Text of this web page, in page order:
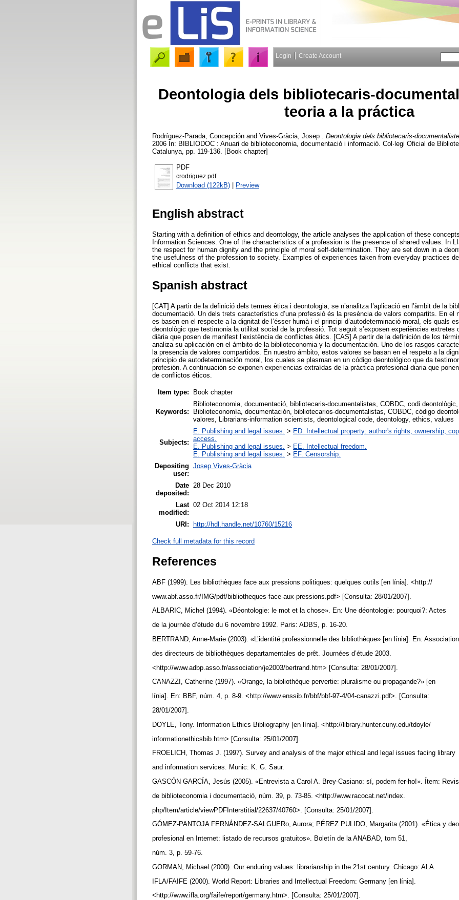
Login Create Account
Deontologia dels bibliotecaris-
teoria a la práctica
Rodríguez-Parada, Concepción and Vives-Gràcia, Josep
Deontologia dels bibliotecaris-
2006 In: BIBLIODOC : Anuari de biblioteconomia, documentació i informació. Col·legi Oficial de
Catalunya, pp. 119-136. [Book chapter]
PDF
crodriguez.pdf
Download (122kB) | Preview
English abstract
Starting with a definition of ethics and deontology, the article analyses the application of these
Information Sciences. One of the characteristics of a profession is the presence of shared values. In
the respect for human dignity and the principle of moral self-determination. They are set down in a
the usefulness of the profession to society. Examples of experiences taken from everyday practices
ethical conflicts that exist.
Spanish abstract
[CAT] A partir de la definició dels termes ètica i deontologia, se n’analitza l’aplicació en l’àmbit de la
documentació. Un dels trets característics d’una professió és la presència de valors compartits. En el
es basen en el respecte a la dignitat de l’ésser humà i el principi d’autodeterminació moral, els quals
deontològic que testimonia la utilitat social de la professió. Tot seguit s’exposen experiències extretes
diària que posen de manifest l’existència de conflictes ètics. [CAS] A partir de la definición de los
analiza su aplicación en el ámbito de la biblioteconomia y la documentación. Uno de los rasgos
la presencia de valores compartidos. En nuestro ámbito, estos valores se basan en el respeto a la
principio de autodeterminación moral, los cuales se plasman en un código deontológico que da
profesión. A continuación se exponen experiencias extraídas de la práctica profesional diaria que
de conflictos éticos.
Item type: Book chapter
Keywords:
Biblioteconomia, documentació, bibliotecaris-documentalistes, COBDC, codi
Biblioteconomía, documentación, bibliotecarios-documentalistas, COBDC, código
valores, Librarians-information scientists, deontological code, deontology, ethics, values
Subjects:
E. Publishing and legal issues. > ED. Intellectual property: author's rights, ownership,
access.
E. Publishing and legal issues. > EE. Intellectual freedom.
E. Publishing and legal issues. > EF. Censorship.
Depositing
user:
Josep Vives-Gràcia
Date
deposited:
28 Dec 2010
Last
modified:
02 Oct 2014 12:18
URI: http://hdl.handle.net/10760/15216
Check full metadata for this record
References
ABF (1999). Les bibliothèques face aux pressions politiques: quelques outils [en línia]. <http://
www.abf.asso.fr/IMG/pdf/bibliotheques-face-aux-pressions.pdf> [Consulta: 28/01/2007].
ALBARIC, Michel (1994). «Déontologie: le mot et la chose». En: Une déontologie: pourquoi?: Actes
de la journée d’étude du 6 novembre 1992. Paris: ADBS, p. 16-20.
BERTRAND, Anne-Marie (2003). «L’identité professionnelle des bibliothèque» [en línia]. En:
des directeurs de bibliothèques departamentales de prêt. Journées d’étude 2003.
<http://www.adbp.asso.fr/association/je2003/bertrand.htm> [Consulta: 28/01/2007].
CANAZZI, Catherine (1997). «Orange, la bibliothèque pervertie: pluralisme ou propagande?» [en
línia]. En: BBF, núm. 4, p. 8-9. <http://www.enssib.fr/bbf/bbf-97-4/04-canazzi.pdf>. [Consulta:
28/01/2007].
DOYLE, Tony. Information Ethics Bibliography [en línia]. <http://library.hunter.cuny.edu/tdoyle/
informationethicsbib.htm> [Consulta: 25/01/2007].
FROELICH, Thomas J. (1997). Survey and analysis of the major ethical and legal issues facing library
and information services. Munic: K. G. Saur.
GASCÓN GARCÍA, Jesús (2005). «Entrevista a Carol A. Brey-Casiano: sí, podem fer-ho!». Ítem:
de biblioteconomia i documentació, núm. 39, p. 73-85. <http://www.racocat.net/index.
php/Item/article/viewPDFInterstitial/22637/40760>. [Consulta: 25/01/2007].
GÓMEZ-PANTOJA FERNÁNDEZ-SALGUERo, Aurora; PÉREZ PULIDO, Margarita (2001). «Ética y
profesional en Internet: listado de recursos gratuitos». Boletín de la ANABAD, tom 51,
núm. 3, p. 59-76.
GORMAN, Michael (2000). Our enduring values: librarianship in the 21st century. Chicago: ALA.
IFLA/FAIFE (2000). World Report: Libraries and Intellectual Freedom: Germany [en línia].
<http://www.ifla.org/faife/report/germany.htm>. [Consulta: 25/01/2007].